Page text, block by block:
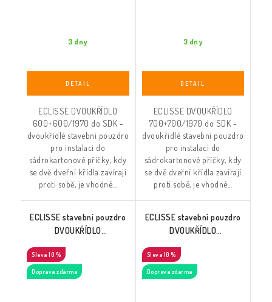
3 dny
ECLISSE DVOUKŘÍDLO
600+600/1970 do SDK -
dvoukřídlé stavební pouzdro
pro instalaci do
sádrokartonové příčky, kdy
se dvě dveřní křídla zavírají
proti sobě, je vhodné...
3 dny
ECLISSE DVOUKŘÍDLO
700+700/1970 do SDK -
dvoukřídlé stavební pouzdro
pro instalaci do
sádrokartonové příčky, kdy
se dvě dveřní křídla zavírají
proti sobě, je vhodné...
ECLISSE stavební pouzdro
DVOUKŘÍDLO
10 %
Doprava zdarma
ECLISSE stavební pouzdro
DVOUKŘÍDLO
10 %
Doprava zdarma